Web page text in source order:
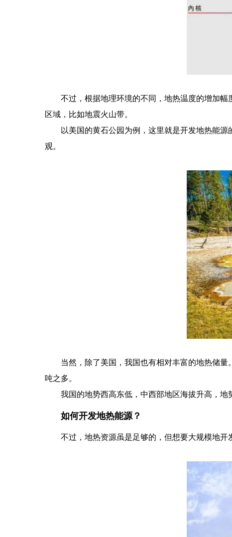
不过，根据地理环境的不同，地热温度的增加
区域，比如地震火山带。
以美国的黄石公园为例，这里就是开发地热能
观。
当然，除了美国，我国也有相对丰富的地热储
吨之多。
我国的地势西高东低，中西部地区海拔升高，
如何开发地热能源？
不过，地热资源虽是足够的，但想要大规模地开